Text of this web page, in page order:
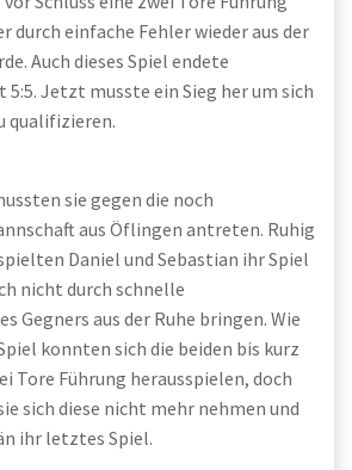
durch einfache Fehler wieder aus der
Auch dieses Spiel endete
Jetzt musste ein Sieg her um sich
qualifizieren.
sie gegen die noch
aus Öflingen antreten. Ruhig
Daniel und Sebastian ihr Spiel
nicht durch schnelle
Gegners aus der Ruhe bringen. Wie
konnten sich die beiden bis kurz
Tore Führung herausspielen, doch
sich diese nicht mehr nehmen und
ihr letztes Spiel.